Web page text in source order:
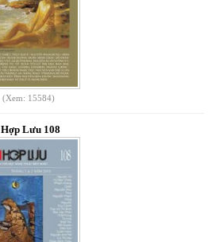
(Xem: 15584)
Hợp Lưu 108